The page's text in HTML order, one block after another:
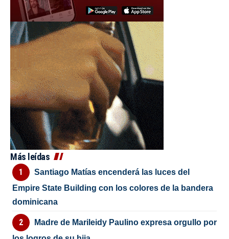
Más leídas
Santiago Matías encenderá las luces del
Empire State Building con los colores de la bandera
dominicana
Madre de Marileidy Paulino expresa orgullo por